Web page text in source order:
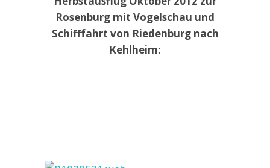
Rosenburg mit Vogelschau und
Schifffahrt von Riedenburg nach
Kehlheim: